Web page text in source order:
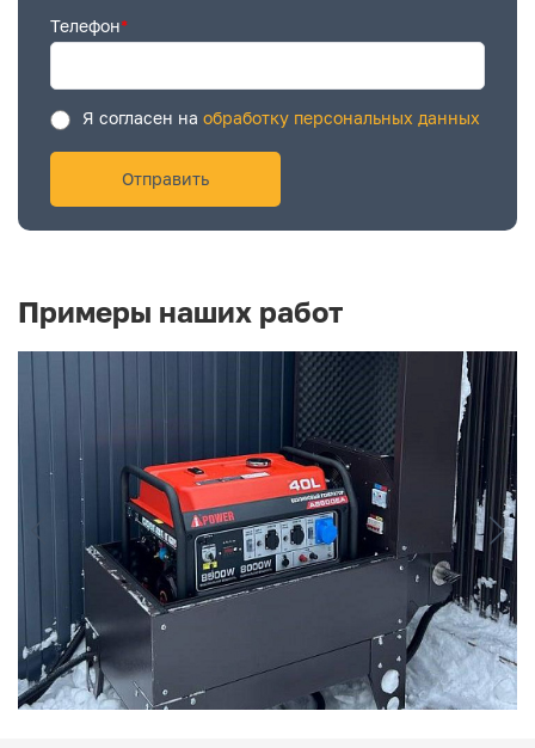
Телефон*
Я согласен на обработку персональных данных
Примеры наших работ